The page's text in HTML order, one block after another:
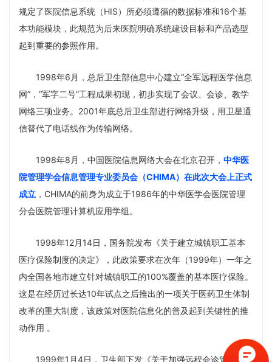
规定了医院信息系统（HIS）所必须遵循的数据标准和16个基
本功能模块，此规范为后来医院明确系统建设目标和产品选型
起到重要的参照作用。
1998年6月，总后卫生部信息中心建立“全军远程医学信息
网”，“军字二号”工程成果初现，初步实现了会议、会诊、教学
网络三项业务。2001年底总后卫生部进行网络升级，用卫星通
信替代了电话线作为传输网络。
1998年8月，中国医院信息网络大会在北京召开， 中华医
院管理学会信息管理专业委员会（CHIMA）在此次大会上正式
成立 ，CHIMA的前身为成立于1986年的中华医学会医院管理
分会医院管理计算机应用学组。
1998年12月14日，国务院发布《关于建立城镇职工基本
医疗保险制度的决定》，此政策要求在次年（1999年）一年之
内全国各地市建立针对城镇职工的100%覆盖的基本医疗保险。
这是在经历过长达10年试点之后推出的一项关于医药卫生体制
改革的重大制度，该政策对医院信息化的普及起到关键性的推
动作用 。
1999年1月4日，卫生部下发《关于加强远程会诊管理的通